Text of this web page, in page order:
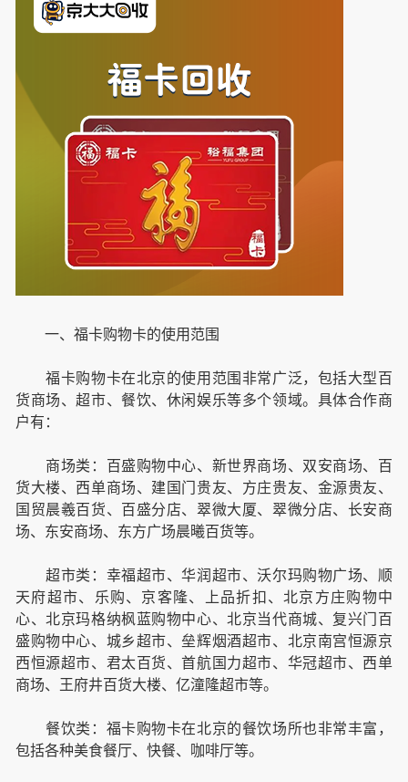
一、福卡购物卡的使用范围
福卡购物卡在北京的使用范围非常广泛，包括大型百
货商场、超市、餐饮、休闲娱乐等多个领域。具体合作商
户有：
商场类：百盛购物中心、新世界商场、双安商场、百
货大楼、西单商场、建国门贵友、方庄贵友、金源贵友、
国贸晨羲百货、百盛分店、翠微大厦、翠微分店、长安商
场、东安商场、东方广场晨曦百货等。
超市类：幸福超市、华润超市、沃尔玛购物广场、顺
天府超市、乐购、京客隆、上品折扣、北京方庄购物中
心、北京玛格纳枫蓝购物中心、北京当代商城、复兴门百
盛购物中心、城乡超市、垒辉烟酒超市、北京南宫恒源京
西恒源超市、君太百货、首航国力超市、华冠超市、西单
商场、王府井百货大楼、亿潼隆超市等。
餐饮类：福卡购物卡在北京的餐饮场所也非常丰富，
包括各种美食餐厅、快餐、咖啡厅等。